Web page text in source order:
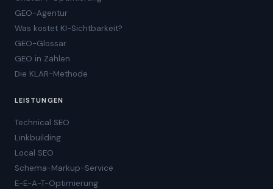
GEO-Agentur
Was kostet KI-Sichtbarkeit?
GEO-Glossar
GEO in Zahlen
Die KLAR-Methode
LEISTUNGEN
Technical SEO
Linkbuilding
Local SEO
Schema-Markup-Service
E-E-A-T-Optimierung